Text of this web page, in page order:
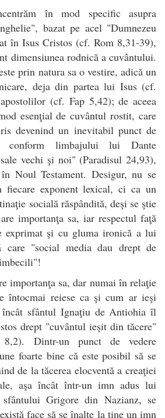
în mod specific asupra
bazat pe acel "Dumnezeu
în Isus Cristos (cf. Rom 8,31-39),
dimensiunea rodnică a cuvântului.
prin natura sa o vestire, adică un
deja din partea lui Isus (cf.
(cf. Fap 5,42); de aceea
esenţial de cuvântul rostit, care
devenind un inevitabil punct de
conform limbajului lui Dante
vechi şi noi" (Paradisul 24,93),
Noul Testament. Desigur, nu se
fiecare exponent lexical, ci ca un
socială răspândită, deşi se ştie
importanţa sa, iar respectul faţă
exprimat şi cu gluma ironică a lui
care "social media dau drept de
importanţa sa, dar numai în relaţie
întocmai reiese ca şi cum ar ieşi
sfântul Ignaţiu de Antiohia îl
drept "cuvântul ieşit din tăcere"
8,2). Dintr-un punct de vedere
foarte bine că este posibil să se
de la tăcerea elocventă a creaţiei
aşa încât într-un imn adus lui
Grigore din Nazianz, se
face să se înalţe la tine un imn